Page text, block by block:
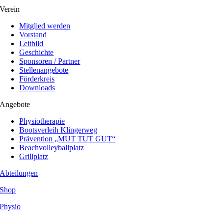
Verein
Mitglied werden
Vorstand
Leitbild
Geschichte
Sponsoren / Partner
Stellenangebote
Förderkreis
Downloads
Angebote
Physiotherapie
Bootsverleih Klingerweg
Prävention „MUT TUT GUT“
Beachvolleyballplatz
Grillplatz
Abteilungen
Shop
Physio